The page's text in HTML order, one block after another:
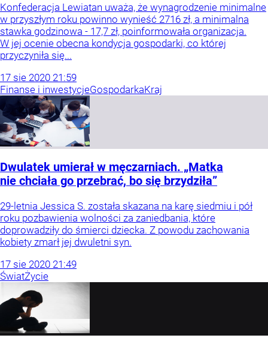
Konfederacja Lewiatan uważa, że wynagrodzenie minimalne
w przyszłym roku powinno wynieść 2716 zł, a minimalna
stawka godzinowa - 17,7 zł, poinformowała organizacja.
W jej ocenie obecna kondycja gospodarki, co której
przyczyniła się...
17 sie 2020 21:59
Finanse i inwestycjeGospodarkaKraj
Dwulatek umierał w męczarniach. „Matka
nie chciała go przebrać, bo się brzydziła”
29-letnia Jessica S. została skazana na karę siedmiu i pół
roku pozbawienia wolności za zaniedbania, które
doprowadziły do śmierci dziecka. Z powodu zachowania
kobiety zmarł jej dwuletni syn.
17 sie 2020 21:49
ŚwiatŻycie